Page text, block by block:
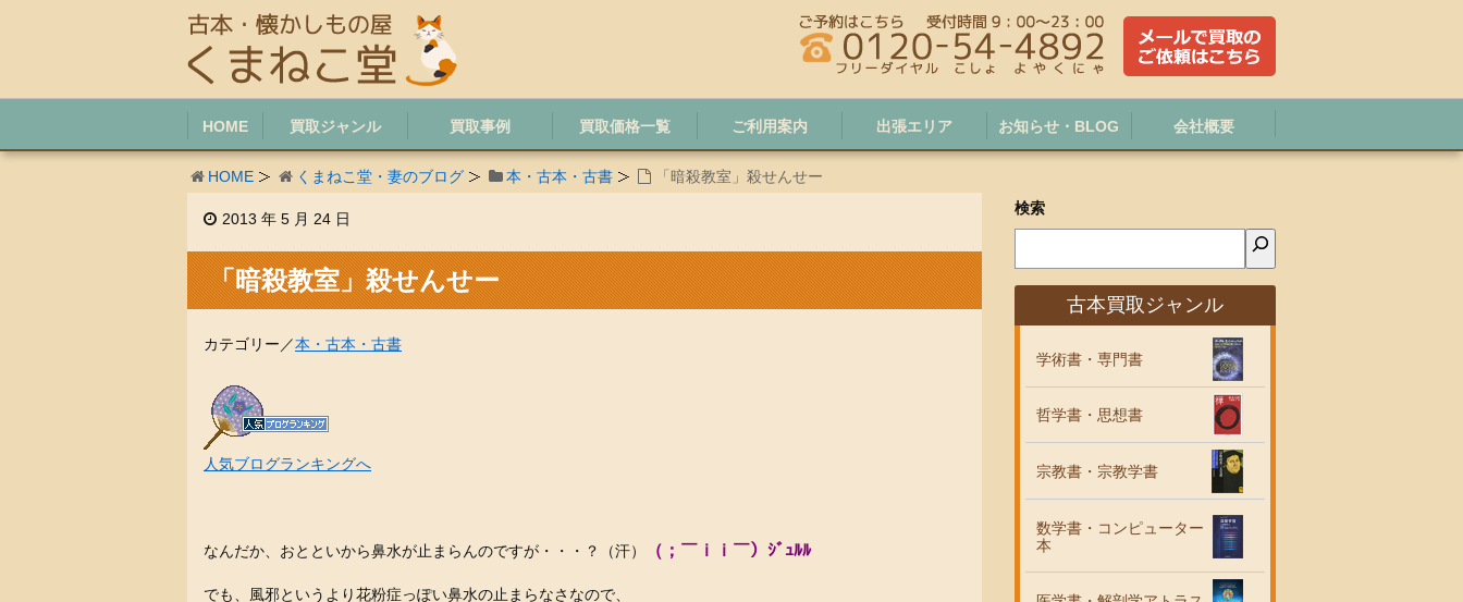
HOME 買取ジャンル 買取事例 買取価格一覧 ご利用案内 出張エリア お知らせ・BLOG 会社概要
HOME くまねこ堂・妻のブログ 本・古本・古書 「暗殺教室」殺せんせー
2013 年 5 月 24 日
「暗殺教室」殺せんせー
カテゴリー／本・古本・古書
人気ブログランキングへ
なんだか、おとといから鼻水が止まらんのですが・・・？（汗） （；￣ｉｉ￣）ｼﾞｭﾙﾙ
でも、風邪というより花粉症っぽい鼻水の止まらなさなので、
検索
古本買取ジャンル
学術書・専門書
哲学書・思想書
宗教書・宗教学書
数学書・コンピューター
本